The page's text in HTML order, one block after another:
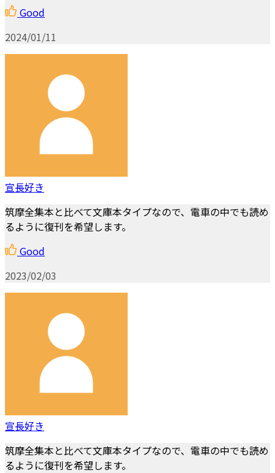
Good
2024/01/11
宣長好き
筑摩全集本と比べて文庫本タイプなので、電車の中でも読め
るように復刊を希望します。
Good
2023/02/03
宣長好き
筑摩全集本と比べて文庫本タイプなので、電車の中でも読め
るように復刊を希望します。